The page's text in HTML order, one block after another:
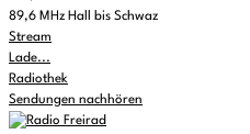
89,6 MHz Hall bis Schwaz
Stream
Lade...
Radiothek
Sendungen nachhören